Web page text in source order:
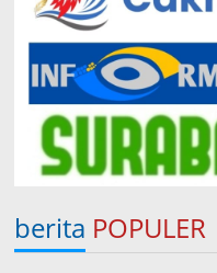
berita POPULER